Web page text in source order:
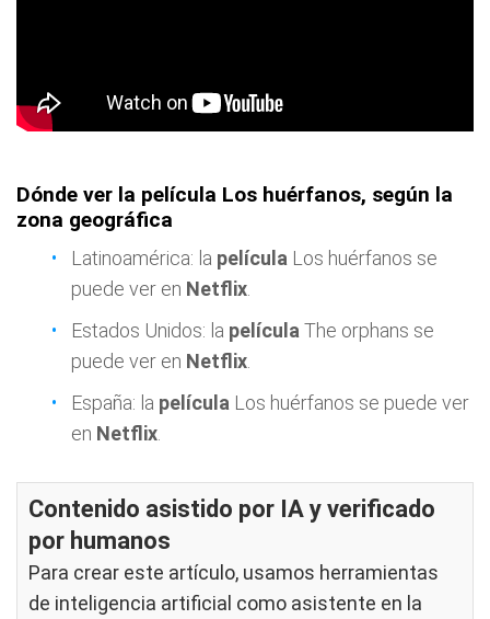
Dónde ver la película Los huérfanos, según la
zona geográfica
Latinoamérica: la película Los huérfanos se
puede ver en Netflix
Estados Unidos: la película The orphans se
puede ver en Netflix
España: la película Los huérfanos se puede ver
en Netflix
Contenido asistido por IA y verificado
por humanos
Para crear este artículo, usamos herramientas
de inteligencia artificial como asistente en la